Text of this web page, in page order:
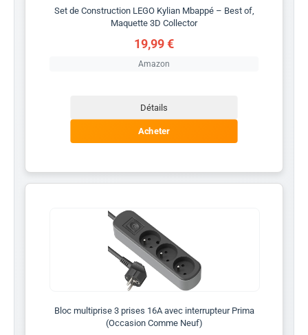
Set de Construction LEGO Kylian Mbappé – Best of,
Maquette 3D Collector
19,99 €
Amazon
Détails
Acheter
Bloc multiprise 3 prises 16A avec interrupteur Prima
(Occasion Comme Neuf)